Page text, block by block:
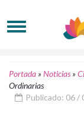
Portada »Noticias »
Ordinarias
Publicado: 06 /